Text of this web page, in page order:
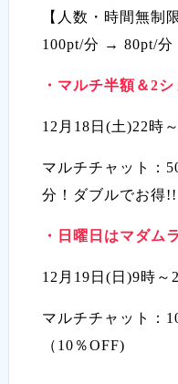
【人数・時間無制
100pt/分 → 80pt/分
・マルチ半額＆2
12月18日(土)22時
マルチチャット：
分！ダブルでお得!!
・日曜日はマダム
12月19日(日)9時～
マルチチャット：
（10％OFF)